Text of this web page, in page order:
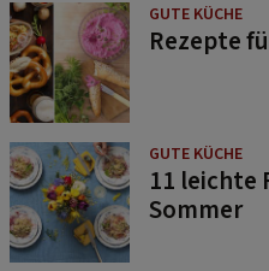
GUTE KÜCHE
Rezepte
GUTE KÜCHE
11 leichte
Sommer